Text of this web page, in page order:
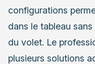
configurations
dans le tableau
du volet. Le
plusieurs solutions